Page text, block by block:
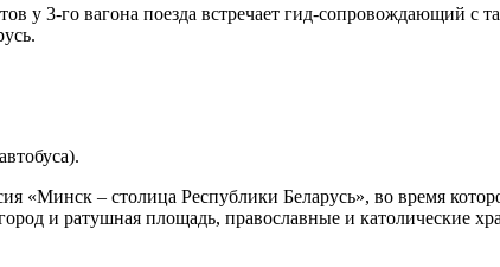
у 3-го вагона поезда встречает гид-сопровождающий с
«Минск – столица Республики Беларусь», во время
и ратушная площадь, православные и католические